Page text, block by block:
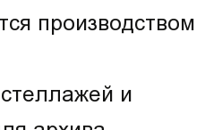
производством
и